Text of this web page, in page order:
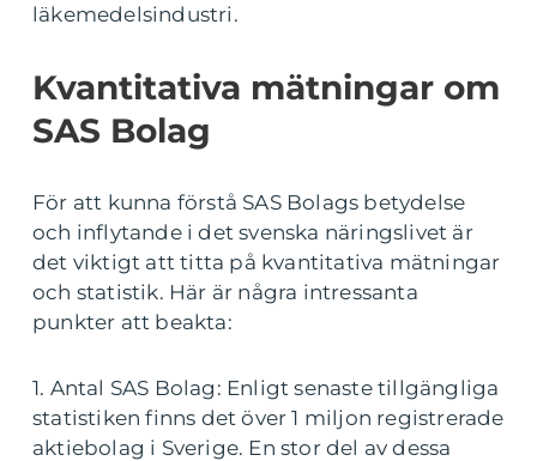
läkemedelsindustri.
Kvantitativa mätningar om
SAS Bolag
För att kunna förstå SAS Bolags betydelse
och inflytande i det svenska näringslivet är
det viktigt att titta på kvantitativa mätningar
och statistik. Här är några intressanta
punkter att beakta:
1. Antal SAS Bolag: Enligt senaste tillgängliga
statistiken finns det över 1 miljon registrerade
aktiebolag i Sverige. En stor del av dessa